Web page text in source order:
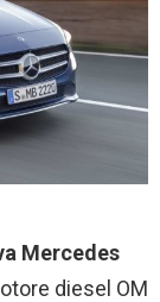
Mercedes
diesel OM